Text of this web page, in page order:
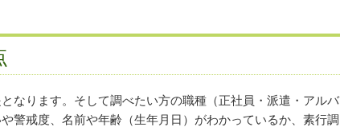
なります。そして調べたい方の職種（正社員・派遣・アルバ
警戒度、名前や年齢（生年月日）がわかっているか、素行調